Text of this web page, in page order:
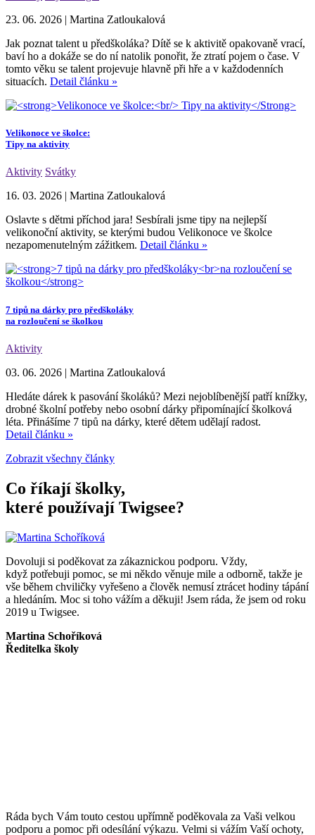
23. 06. 2026 | Martina Zatloukalová
Jak poznat talent u předškoláka? Dítě se k aktivitě opakovaně vrací,
baví ho a dokáže se do ní natolik ponořit, že ztratí pojem o čase. V
tomto věku se talent projevuje hlavně při hře a v každodenních
situacích. Detail článku »
Velikonoce ve školce:
Tipy na aktivity
Aktivity Svátky
16. 03. 2026 | Martina Zatloukalová
Oslavte s dětmi příchod jara! Sesbírali jsme tipy na nejlepší
velikonoční aktivity, se kterými budou Velikonoce ve školce
nezapomenutelným zážitkem. Detail článku »
7 tipů na dárky pro předškoláky
na rozloučení se školkou
Aktivity
03. 06. 2026 | Martina Zatloukalová
Hledáte dárek k pasování školáků? Mezi nejoblíbenější patří knížky,
drobné školní potřeby nebo osobní dárky připomínající školková
léta. Přinášíme 7 tipů na dárky, které dětem udělají radost.
Detail článku »
Zobrazit všechny články
Co říkají školky,
které používají Twigsee?
Dovoluji si poděkovat za zákaznickou podporu. Vždy,
když potřebuji pomoc, se mi někdo věnuje mile a odborně, takže je
vše během chviličky vyřešeno a člověk nemusí ztrácet hodiny tápání
a hledáním. Moc si toho vážím a děkuji! Jsem ráda, že jsem od roku
2019 u Twigsee.
Martina Schoříková
Ředitelka školy
Ráda bych Vám touto cestou upřímně poděkovala za Vaši velkou
podporu a pomoc při odesílání výkazu. Velmi si vážím Vaší ochoty,